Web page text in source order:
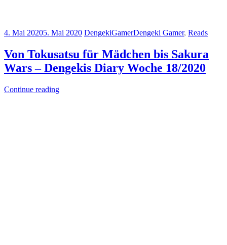
4. Mai 20205. Mai 2020 DengekiGamerDengeki Gamer, Reads
Von Tokusatsu für Mädchen bis Sakura
Wars – Dengekis Diary Woche 18/2020
Continue reading